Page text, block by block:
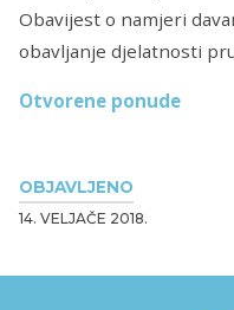
OBJAVLJENO
14. VELJAČE 2018.
Obavijest o namjeri
obavljanje djelatnosti
Otvorene ponude